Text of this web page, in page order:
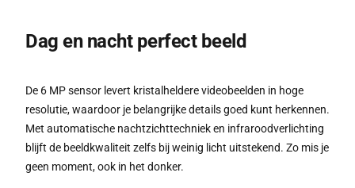
Dag en nacht perfect beeld
De 6 MP sensor levert kristalheldere videobeelden in hoge
resolutie, waardoor je belangrijke details goed kunt herkennen.
Met automatische nachtzichttechniek en infraroodverlichting
blijft de beeldkwaliteit zelfs bij weinig licht uitstekend. Zo mis je
geen moment, ook in het donker.